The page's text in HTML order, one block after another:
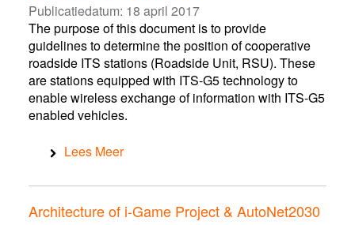
Publicatiedatum: 18 april 2017
The purpose of this document is to provide
guidelines to determine the position of cooperative
roadside ITS stations (Roadside Unit, RSU). These
are stations equipped with ITS‑G5 technology to
enable wireless exchange of information with ITS‑G5
enabled vehicles.
Lees Meer
Architecture of i-Game Project & AutoNet2030